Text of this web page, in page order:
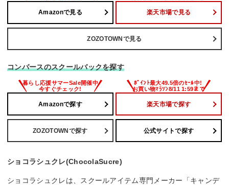
Amazonで見る 楽天市場で見る
ZOZOTOWNで見る
コンバースのスクールバックを探す
Amazonで探す 楽天市場で探す
ZOZOTOWNで探す 公式サイトで探す
ショコラシュクレ(ChocolaSucre)
ショコラシュクレは、スクールアイテム専門メーカー「キャンデ